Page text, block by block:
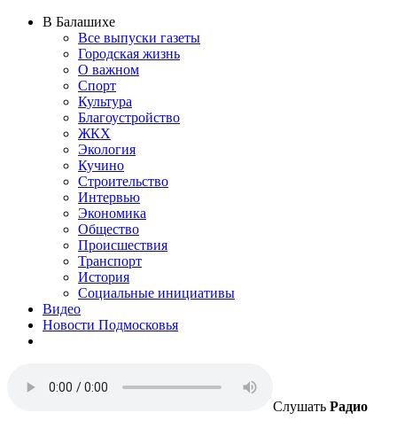
В Балашихе
Все выпуски газеты
Городская жизнь
О важном
Спорт
Культура
Благоустройство
ЖКХ
Экология
Кучино
Строительство
Интервью
Экономика
Общество
Происшествия
Транспорт
История
Социальные инициативы
Видео
Новости Подмосковья
Слушать Радио